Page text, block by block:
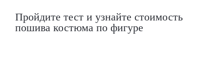
Max Telegram